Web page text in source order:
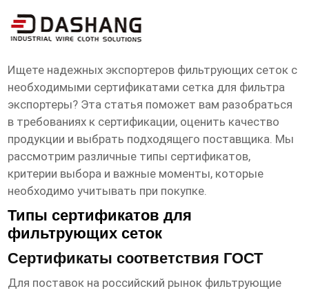
сертификат сетка для фильтра
экспортеры
Ищете надежных экспортеров фильтрующих сеток с
необходимыми сертификатами сетка для фильтра
экспортеры? Эта статья поможет вам разобраться
в требованиях к сертификации, оценить качество
продукции и выбрать подходящего поставщика. Мы
рассмотрим различные типы сертификатов,
критерии выбора и важные моменты, которые
необходимо учитывать при покупке.
Типы сертификатов для
фильтрующих сеток
Сертификаты соответствия ГОСТ
Для поставок на российский рынок фильтрующие